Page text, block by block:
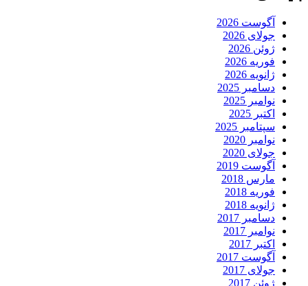
آگوست 2026
جولای 2026
ژوئن 2026
فوریه 2026
ژانویه 2026
دسامبر 2025
نوامبر 2025
اکتبر 2025
سپتامبر 2025
نوامبر 2020
جولای 2020
آگوست 2019
مارس 2018
فوریه 2018
ژانویه 2018
دسامبر 2017
نوامبر 2017
اکتبر 2017
آگوست 2017
جولای 2017
ژوئن 2017